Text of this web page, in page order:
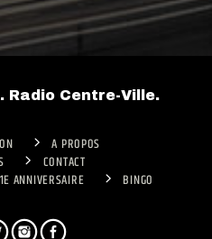
Centre-Ville.
A PROPOS
CONTACT
ANNIVERSAIRE BINGO